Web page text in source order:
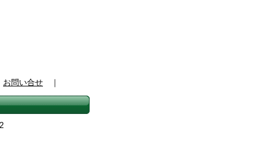
お問い合せ ｜